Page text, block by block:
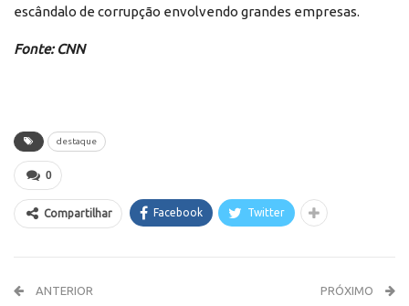
escândalo de corrupção envolvendo grandes empresas.
Fonte: CNN
destaque
0
Compartilhar Facebook Twitter
ANTERIOR PRÓXIMO